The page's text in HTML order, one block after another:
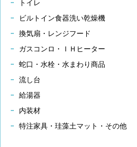
トイレ
ビルトイン食器洗い乾燥機
換気扇・レンジフード
ガスコンロ・ＩＨヒーター
蛇口・水栓・水まわり商品
流し台
給湯器
内装材
特注家具・珪藻土マット・その他